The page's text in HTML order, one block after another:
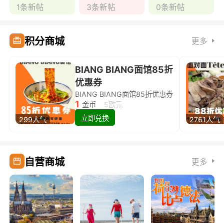
1条新帖 3条新帖 0条新帖
积分商城 更多
299人气
BIANG BIANG面馆85折
优惠券
BIANG BIANG面馆85折优惠券
1 金币
5欧元
立即兑换
2761人气
自营商城 更多